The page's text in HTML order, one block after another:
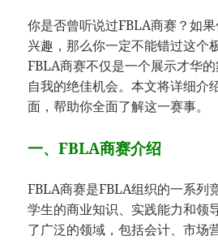
你是否曾听说过FBLA商赛？如
兴趣，那么你一定不能错过这个
FBLA商赛不仅是一个展示才华
自我的绝佳机会。本文将详细介
面，帮助你全面了解这一赛事。
一、FBLA商赛介绍
FBLA商赛是FBLA组织的一系列
学生的商业知识、实践能力和领
了广泛的领域，包括会计、市场